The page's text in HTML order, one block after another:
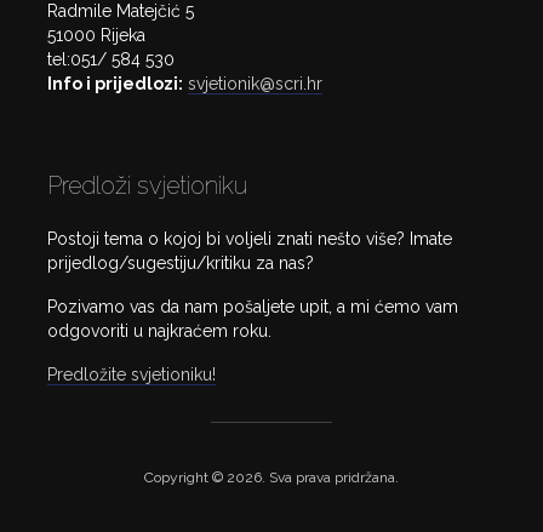
Radmile Matejčić 5
51000 Rijeka
tel:051/ 584 530
Info i prijedlozi: svjetionik@scri.hr
Predloži svjetioniku
Postoji tema o kojoj bi voljeli znati nešto više? Imate
prijedlog/sugestiju/kritiku za nas?
Pozivamo vas da nam pošaljete upit, a mi ćemo vam
odgovoriti u najkraćem roku.
Predložite svjetioniku!
Copyright © 2026. Sva prava pridržana.